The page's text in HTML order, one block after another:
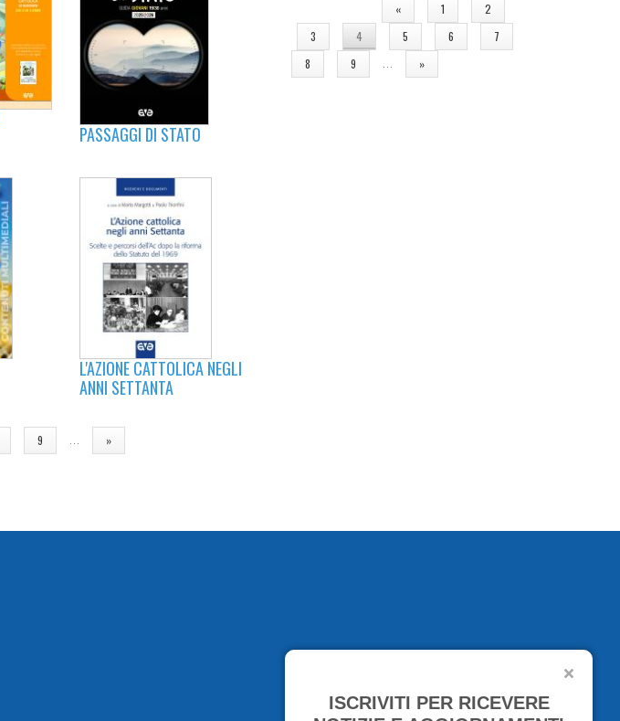
PASSAGGI DI STATO
L'AZIONE CATTOLICA NEGLI
ANNI SETTANTA
9 … »
« 1
2
3
4 5 6
7
8
9 … »
ISCRIVITI PER RICEVERE